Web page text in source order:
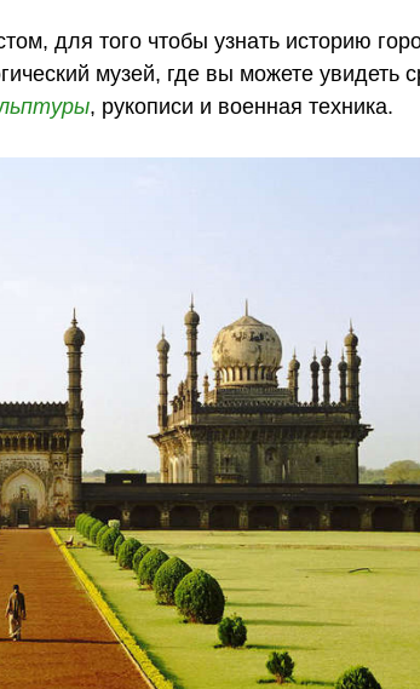
для того чтобы узнать историю
музей, где вы можете увидеть
, рукописи и военная техника.